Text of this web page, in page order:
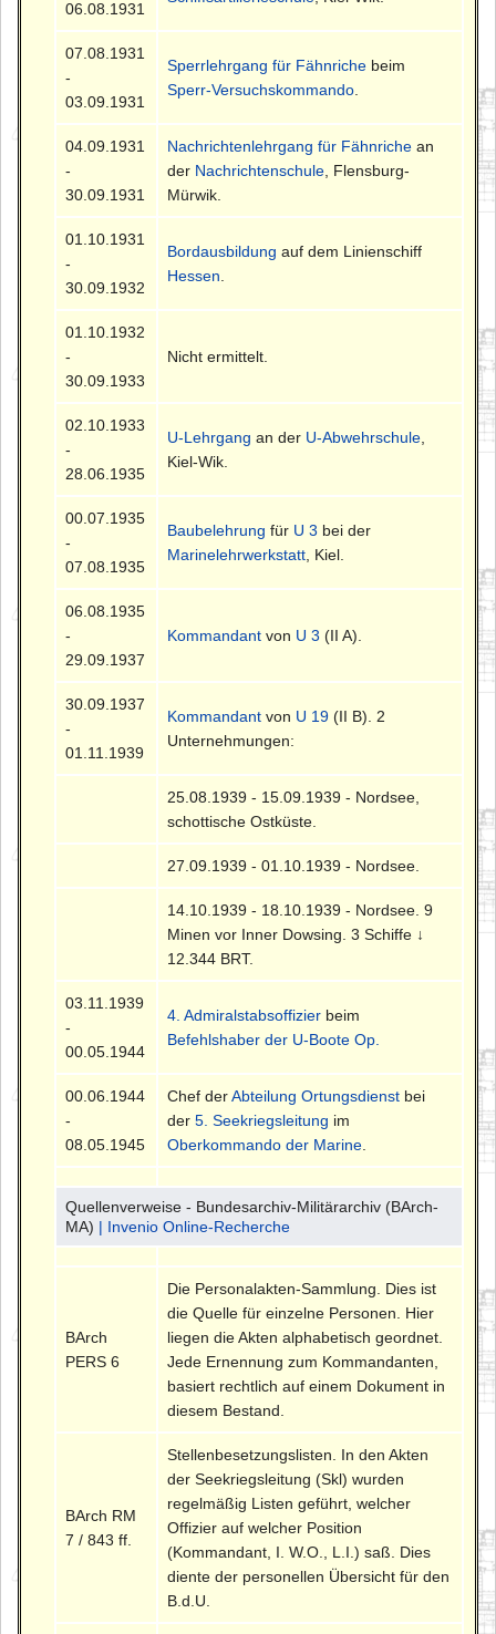
06.08.1931
07.08.1931
-
03.09.1931
Sperrlehrgang für Fähnriche beim
Sperr-Versuchskommando
04.09.1931
-
30.09.1931
Nachrichtenlehrgang für Fähnriche an
der Nachrichtenschule , Flensburg-
Mürwik.
01.10.1931
-
30.09.1932
Bordausbildung auf dem Linienschiff
Hessen
01.10.1932
-
30.09.1933
Nicht ermittelt.
02.10.1933
-
28.06.1935
U-Lehrgang an der U-Abwehrschule
Kiel-Wik.
00.07.1935
-
07.08.1935
Baubelehrung für U 3 bei der
Marinelehrwerkstatt , Kiel.
06.08.1935
-
29.09.1937
Kommandant von U 3 (II A).
30.09.1937
-
01.11.1939
Kommandant von U 19 (II B). 2
Unternehmungen:
25.08.1939 - 15.09.1939 - Nordsee,
schottische Ostküste.
27.09.1939 - 01.10.1939 - Nordsee.
14.10.1939 - 18.10.1939 - Nordsee. 9
Minen vor Inner Dowsing. 3 Schiffe ↓
12.344 BRT.
03.11.1939
-
00.05.1944
4. Admiralstabsoffizier beim
Befehlshaber der U-Boote Op.
00.06.1944
-
08.05.1945
Chef derAbteilung Ortungsdienst bei
der5. Seekriegsleitung im
Oberkommando der Marine
Quellenverweise - Bundesarchiv-Militärarchiv (BArch-
MA) | Invenio Online-Recherche
BArch
PERS 6
Die Personalakten-Sammlung. Dies ist
die Quelle für einzelne Personen. Hier
liegen die Akten alphabetisch geordnet.
Jede Ernennung zum Kommandanten,
basiert rechtlich auf einem Dokument in
diesem Bestand.
BArch RM
7 / 843 ff.
Stellenbesetzungslisten. In den Akten
der Seekriegsleitung (Skl) wurden
regelmäßig Listen geführt, welcher
Offizier auf welcher Position
(Kommandant, I. W.O., L.I.) saß. Dies
diente der personellen Übersicht für den
B.d.U.